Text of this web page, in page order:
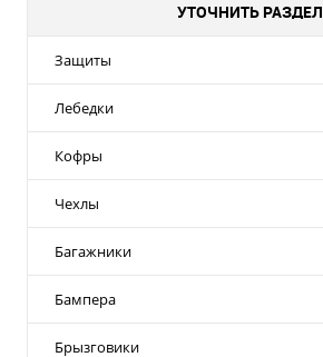
УТОЧНИТЬ РАЗДЕЛ
Защиты
Лебедки
Кофры
Чехлы
Багажники
Бампера
Брызговики